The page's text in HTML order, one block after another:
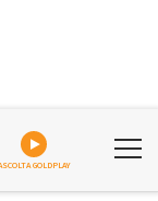
GOLDPLAY